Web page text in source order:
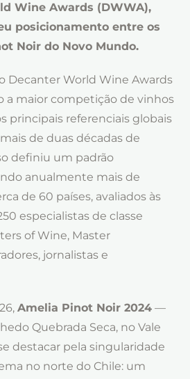
Wine Awards (DWWA),
posicionamento entre os
Noir do Novo Mundo.
Decanter World Wine Awards
a maior competição de vinhos
principais referenciais globais
de duas décadas de
definiu um padrão
anualmente mais de
de 60 países, avaliados às
especialistas de classe
of Wine, Master
jornalistas e
Amelia Pinot Noir 2024 —
Quebrada Seca, no Vale
destacar pela singularidade
no norte do Chile: um